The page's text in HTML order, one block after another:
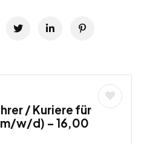
/ Kuriere für
w/d) – 16,00